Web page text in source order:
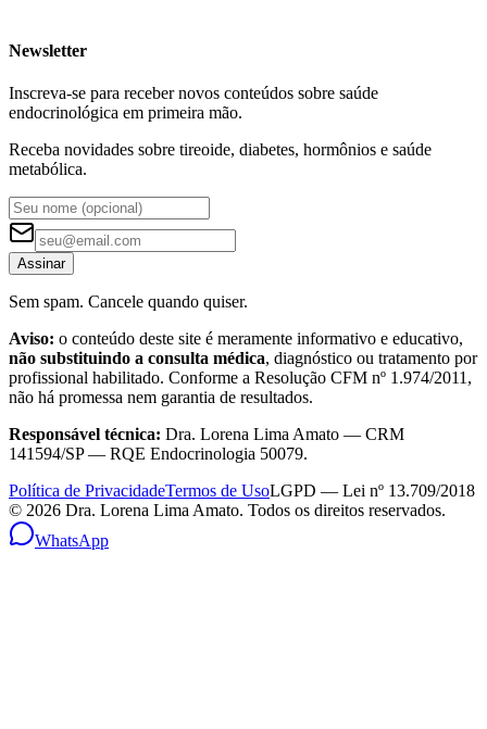
Newsletter
Inscreva-se para receber novos conteúdos sobre saúde
endocrinológica em primeira mão.
Receba novidades sobre tireoide, diabetes, hormônios e saúde
metabólica.
Assinar
Sem spam. Cancele quando quiser.
Aviso: o conteúdo deste site é meramente informativo e educativo,
não substituindo a consulta médica, diagnóstico ou tratamento por
profissional habilitado. Conforme a Resolução CFM nº 1.974/2011,
não há promessa nem garantia de resultados.
Responsável técnica: Dra. Lorena Lima Amato — CRM
141594/SP — RQE Endocrinologia 50079.
Política de PrivacidadeTermos de UsoLGPD — Lei nº 13.709/2018
© 2026 Dra. Lorena Lima Amato. Todos os direitos reservados.
WhatsApp